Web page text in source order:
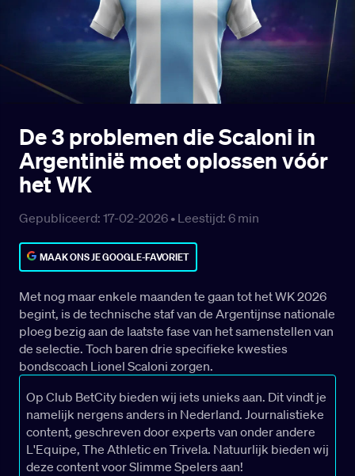
De 3 problemen die Scaloni in
Argentinië moet oplossen vóór
het WK
Gepubliceerd: 17-02-2026 • Leestijd: 6 min
MAAK ONS JE GOOGLE-FAVORIET
Met nog maar enkele maanden te gaan tot het WK 2026
begint, is de technische staf van de Argentijnse nationale
ploeg bezig aan de laatste fase van het samenstellen van
de selectie. Toch baren drie specifieke kwesties
bondscoach Lionel Scaloni zorgen.
Op Club BetCity bieden wij iets unieks aan. Dit vindt je
namelijk nergens anders in Nederland. Journalistieke
content, geschreven door experts van onder andere
L'Equipe, The Athletic en Trivela. Natuurlijk bieden wij
deze content voor Slimme Spelers aan!